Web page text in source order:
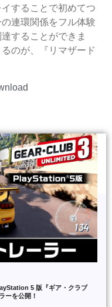
することで初めてつ
連環関係をフル体験
することができま
のが、『リマザード
5 版『ギア・クラブ
ーを公開！